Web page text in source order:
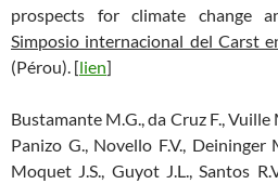
prospects for climate change
Simposio internacional del Carst
(Pérou). [lien]
Bustamante M.G., da Cruz F., Vuille
Panizo G., Novello F.V., Deininger
Moquet J.S., Guyot J.L., Santos